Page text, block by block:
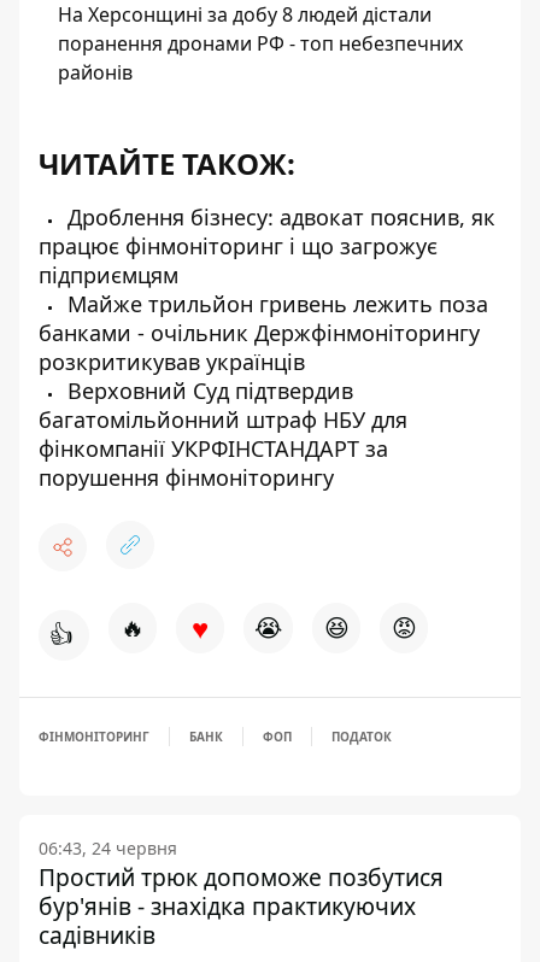
На Херсонщині за добу 8 людей дістали
поранення дронами РФ - топ небезпечних
районів
ЧИТАЙТЕ ТАКОЖ:
Дроблення бізнесу: адвокат пояснив, як
працює фінмоніторинг і що загрожує
підприємцям
Майже трильйон гривень лежить поза
банками - очільник Держфінмоніторингу
розкритикував українців
Верховний Суд підтвердив
багатомільйонний штраф НБУ для
фінкомпанії УКРФІНСТАНДАРТ за
порушення фінмоніторингу
👍 🔥 ♥ 😭 😆 😡
ФІНМОНІТОРИНГ БАНК ФОП ПОДАТОК
06:43, 24 червня
Простий трюк допоможе позбутися
бур'янів - знахідка практикуючих
садівників